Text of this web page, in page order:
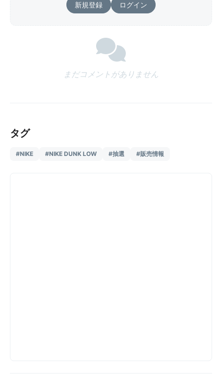
新規登録 ログイン
まだコメントがありません
タグ
#NIKE #NIKE DUNK LOW #抽選 #販売情報